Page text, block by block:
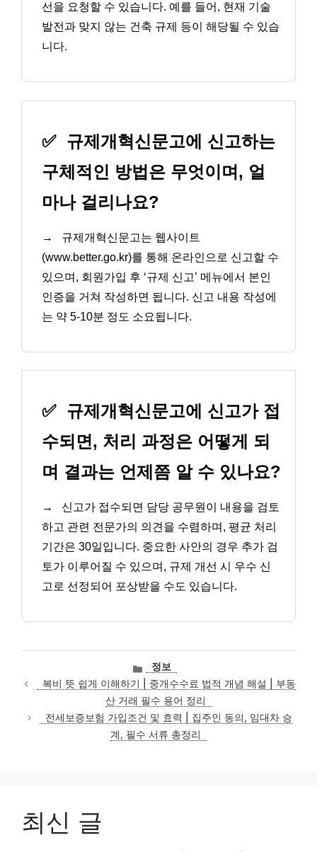
선을 요청할 수 있습니다. 예를 들어, 현재 기술
발전과 맞지 않는 건축 규제 등이 해당될 수 있습
니다.
✅ 규제개혁신문고에 신고하는
구체적인 방법은 무엇이며, 얼
마나 걸리나요?
→
규제개혁신문고는 웹사이트
(www.better.go.kr)를 통해 온라인으로 신고할 수
있으며, 회원가입 후 ‘규제 신고’ 메뉴에서 본인
인증을 거쳐 작성하면 됩니다. 신고 내용 작성에
는 약 5-10분 정도 소요됩니다.
✅ 규제개혁신문고에 신고가 접
수되면, 처리 과정은 어떻게 되
며 결과는 언제쯤 알 수 있나요?
→
신고가 접수되면 담당 공무원이 내용을 검토
하고 관련 전문가의 의견을 수렴하며, 평균 처리
기간은 30일입니다. 중요한 사안의 경우 추가 검
토가 이루어질 수 있으며, 규제 개선 시 우수 신
고로 선정되어 포상받을 수도 있습니다.
카
테
고
리
정보
복비 뜻 쉽게 이해하기 | 중개수수료 법적 개념 해설 | 부동
산 거래 필수 용어 정리
전세보증보험 가입조건 및 효력 | 집주인 동의, 임대차 승
계, 필수 서류 총정리
최신 글